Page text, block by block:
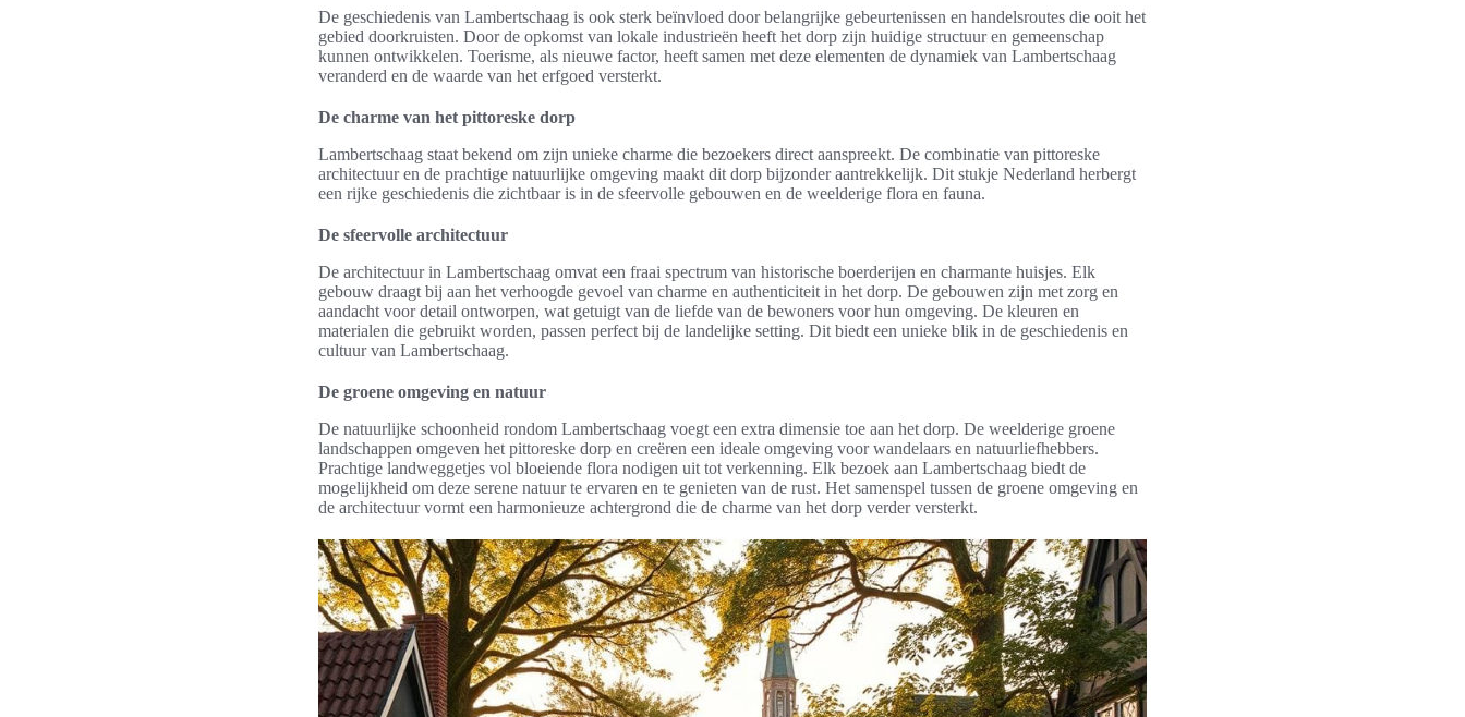
De geschiedenis van Lambertschaag is ook sterk beïnvloed door belangrijke gebeurtenissen en handelsroutes die ooit het
gebied doorkruisten. Door de opkomst van lokale industrieën heeft het dorp zijn huidige structuur en gemeenschap
kunnen ontwikkelen. Toerisme, als nieuwe factor, heeft samen met deze elementen de dynamiek van Lambertschaag
veranderd en de waarde van het erfgoed versterkt.
De charme van het pittoreske dorp
Lambertschaag staat bekend om zijn unieke charme die bezoekers direct aanspreekt. De combinatie van pittoreske
architectuur en de prachtige natuurlijke omgeving maakt dit dorp bijzonder aantrekkelijk. Dit stukje Nederland herbergt
een rijke geschiedenis die zichtbaar is in de sfeervolle gebouwen en de weelderige flora en fauna.
De sfeervolle architectuur
De architectuur in Lambertschaag omvat een fraai spectrum van historische boerderijen en charmante huisjes. Elk
gebouw draagt bij aan het verhoogde gevoel van charme en authenticiteit in het dorp. De gebouwen zijn met zorg en
aandacht voor detail ontworpen, wat getuigt van de liefde van de bewoners voor hun omgeving. De kleuren en
materialen die gebruikt worden, passen perfect bij de landelijke setting. Dit biedt een unieke blik in de geschiedenis en
cultuur van Lambertschaag.
De groene omgeving en natuur
De natuurlijke schoonheid rondom Lambertschaag voegt een extra dimensie toe aan het dorp. De weelderige groene
landschappen omgeven het pittoreske dorp en creëren een ideale omgeving voor wandelaars en natuurliefhebbers.
Prachtige landweggetjes vol bloeiende flora nodigen uit tot verkenning. Elk bezoek aan Lambertschaag biedt de
mogelijkheid om deze serene natuur te ervaren en te genieten van de rust. Het samenspel tussen de groene omgeving en
de architectuur vormt een harmonieuze achtergrond die de charme van het dorp verder versterkt.